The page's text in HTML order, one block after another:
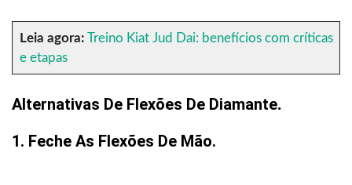
Leia agora: Treino Kiat Jud Dai: benefícios com críticas
e etapas
Alternativas De Flexões De Diamante.
1. Feche As Flexões De Mão.